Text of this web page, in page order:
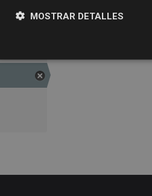
MOSTRAR DETALLES